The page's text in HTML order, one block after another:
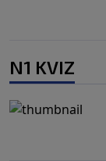
N1 KVIZ